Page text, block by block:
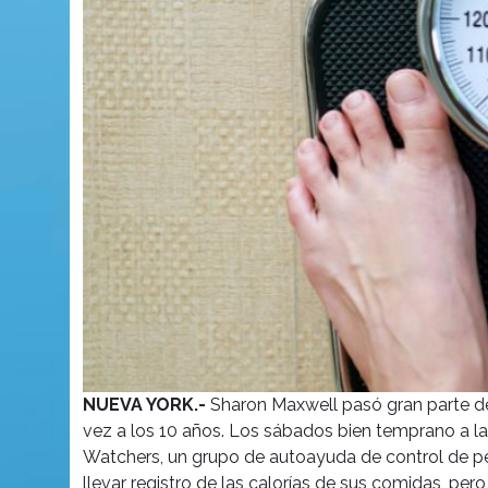
NUEVA YORK.- Sharon Maxwell pasó gran parte
vez a los 10 años. Los sábados bien temprano a
Watchers, un grupo de autoayuda de control de
llevar registro de las calorías de sus comidas,